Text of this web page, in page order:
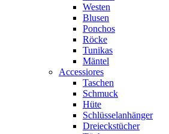
Westen
Blusen
Ponchos
Röcke
Tunikas
Mäntel
Accessiores
Taschen
Schmuck
Hüte
Schlüsselanhänger
Dreieckstücher